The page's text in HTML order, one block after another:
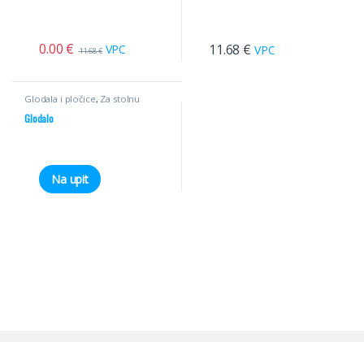
0.00 € 11.68€ VPC 11.68 € VPC
Glodala i pločice, Za stolnu
, Ravna HM
Glodalo
Na upit